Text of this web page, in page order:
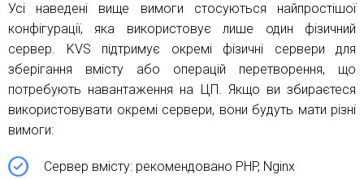
Усі наведені вище вимоги стосуються найпростішої
конфігурації, яка використовує лише один фізичний
сервер. KVS підтримує окремі фізичні сервери для
зберігання вмісту або операцій перетворення, що
потребують навантаження на ЦП. Якщо ви збираєтеся
використовувати окремі сервери, вони будуть мати різні
вимоги:
Сервер вмісту: рекомендовано PHP, Nginx